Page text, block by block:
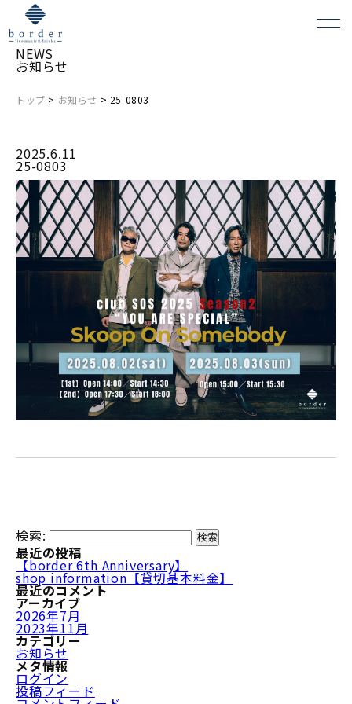
NEWS
お知らせ
トップ > お知らせ > 25-0803
2025.6.11
25-0803
検索:
最近の投稿
【border 6th Anniversary】
shop information【貸切基本料金】
最近のコメント
アーカイブ
2026年7月
2023年11月
カテゴリー
お知らせ
メタ情報
ログイン
投稿フィード